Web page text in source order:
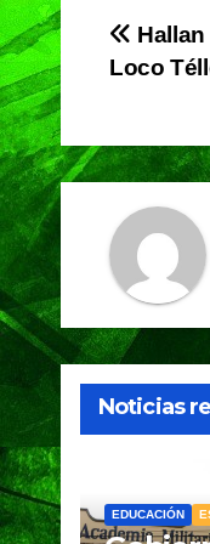
e
b
o
k
Loco
Noticias
EDUCACIÓN